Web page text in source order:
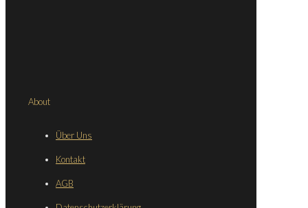
About
Über Uns
Kontakt
AGB